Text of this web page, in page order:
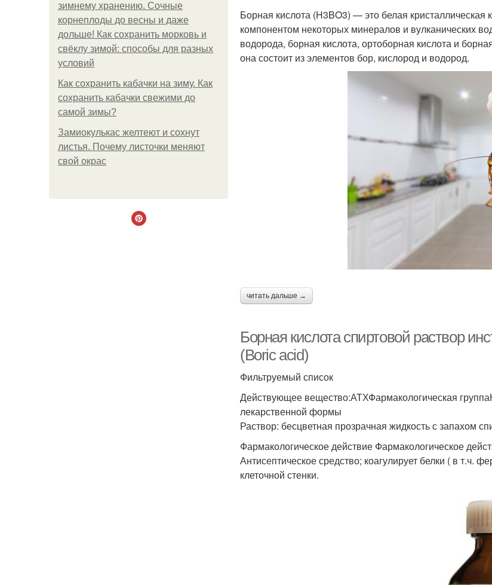
зимнему хранению. Сочные
корнеплоды до весны и даже
дольше! Как сохранить морковь и
свёклу зимой: способы для разных
условий
Как сохранить кабачки на зиму. Как
сохранить кабачки свежими до
самой зимы?
Замиокулькас желтеют и сохнут
листья. Почему листочки меняют
свой окрас
Борная кислота (H3BO3) — это белая
компонентом некоторых минералов и вулканических
водорода, борная кислота, ортоборная кислота и
она состоит из элементов бор, кислород и водород.
читать дальше →
Борная кислота спиртовой раствор
(Boric acid)
Фильтруемый список
Действующее вещество:АТХФармакологическая
лекарственной формы
Раствор: бесцветная прозрачная жидкость с запахом
Фармакологическое действие Фармакологическое
Антисептическое средство; коагулирует белки ( в т.ч.
клеточной стенки.